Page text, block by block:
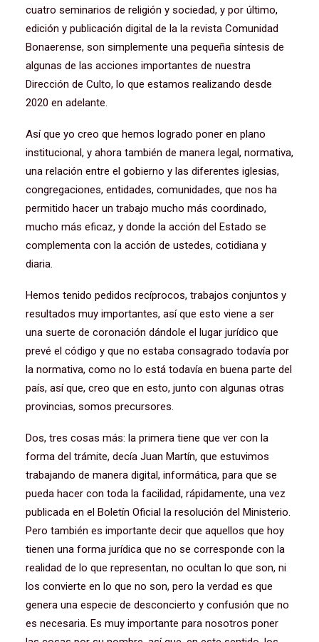
cuatro seminarios de religión y sociedad, y por último,
edición y publicación digital de la la revista Comunidad
Bonaerense, son simplemente una pequeña síntesis de
algunas de las acciones importantes de nuestra
Dirección de Culto, lo que estamos realizando desde
2020 en adelante.
Así que yo creo que hemos logrado poner en plano
institucional, y ahora también de manera legal, normativa,
una relación entre el gobierno y las diferentes iglesias,
congregaciones, entidades, comunidades, que nos ha
permitido hacer un trabajo mucho más coordinado,
mucho más eficaz, y donde la acción del Estado se
complementa con la acción de ustedes, cotidiana y
diaria.
Hemos tenido pedidos recíprocos, trabajos conjuntos y
resultados muy importantes, así que esto viene a ser
una suerte de coronación dándole el lugar jurídico que
prevé el código y que no estaba consagrado todavía por
la normativa, como no lo está todavía en buena parte del
país, así que, creo que en esto, junto con algunas otras
provincias, somos precursores.
Dos, tres cosas más: la primera tiene que ver con la
forma del trámite, decía Juan Martín, que estuvimos
trabajando de manera digital, informática, para que se
pueda hacer con toda la facilidad, rápidamente, una vez
publicada en el Boletín Oficial la resolución del Ministerio.
Pero también es importante decir que aquellos que hoy
tienen una forma jurídica que no se corresponde con la
realidad de lo que representan, no ocultan lo que son, ni
los convierte en lo que no son, pero la verdad es que
genera una especie de desconcierto y confusión que no
es necesaria. Es muy importante para nosotros poner